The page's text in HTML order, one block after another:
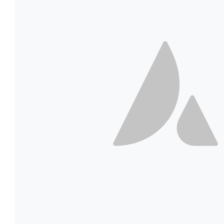
Aliquam congue semper
Nutrition Real Estate